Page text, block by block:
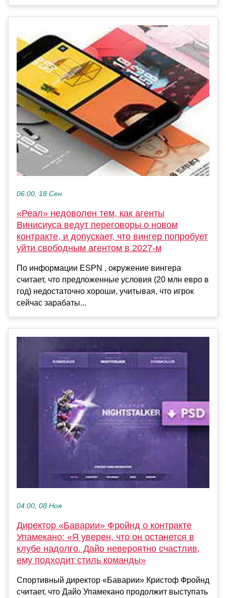
06:00, 18 Сен
«Реал» недоволен тем, как агенты
Винисиуса ведут переговоры о новом
контракте, и допускает, что вингер попробует
уйти свободным агентом в 2027-м
По информации ESPN , окружение вингера
считает, что предложенные условия (20 млн евро в
год) недостаточно хороши, учитывая, что игрок
сейчас зарабаты...
04:00, 08 Ноя
Директор «Баварии» Фройнд о контракте
Упамекано: «Я уверен, что он останется в
клубе надолго. Дайо невероятно счастлив,
ему подходит стиль команды»
Спортивный директор «Баварии» Кристоф Фройнд
считает, что Дайо Упамекано продолжит выступать